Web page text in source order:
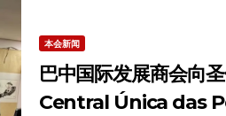
本会新闻
巴中国际发展商会向
Central Única das